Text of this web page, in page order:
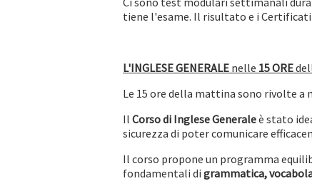
tiene l'esame. Il risultato e i
L'INGLESE GENERALE nelle 15 ORE
Le 15 ore della mattina sono rivolte a
Il Corso di Inglese Generaleè stato
sicurezza di poter comunicare
Il corso propone un programma
fondamentali di grammatica,